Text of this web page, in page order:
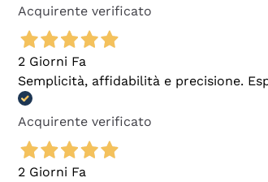
Acquirente verificato
2 Giorni Fa
Semplicità, affidabilità e precisione.
Acquirente verificato
2 Giorni Fa